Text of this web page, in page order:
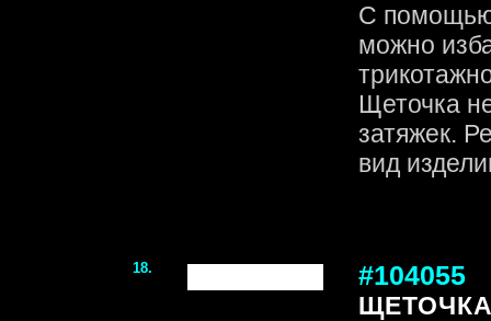
С помощью
можно
Щеточка
затяжек.
вид
18. #104055